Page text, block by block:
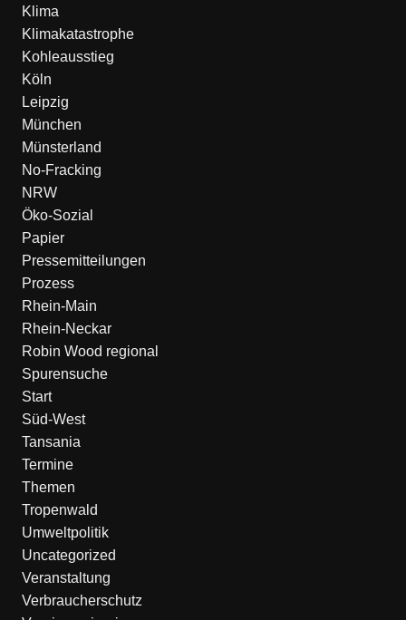
Klima
Klimakatastrophe
Kohleausstieg
Köln
Leipzig
München
Münsterland
No-Fracking
NRW
Öko-Sozial
Papier
Pressemitteilungen
Prozess
Rhein-Main
Rhein-Neckar
Robin Wood regional
Spurensuche
Start
Süd-West
Tansania
Termine
Themen
Tropenwald
Umweltpolitik
Uncategorized
Veranstaltung
Verbraucherschutz